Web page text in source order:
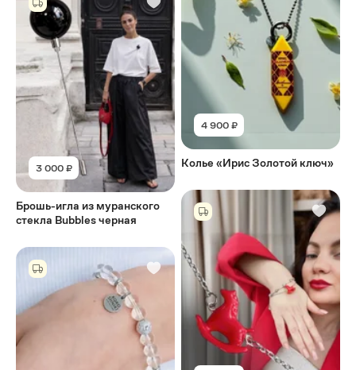
3 000 ₽
Брошь-игла из муранского
стекла Bubbles черная
4 900 ₽
Колье «Ирис Золотой ключ»